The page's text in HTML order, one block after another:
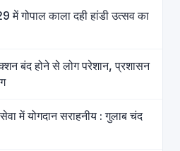
में गोपाल काला दही हांडी उत्सव का
बंद होने से लोग परेशान, प्रशासन
में योगदान सराहनीय : गुलाब चंद